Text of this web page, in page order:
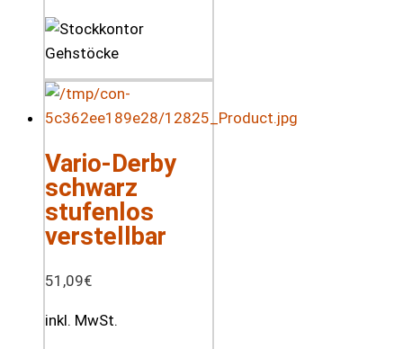
Vario-Derby
schwarz
stufenlos
verstellbar
51,09€
inkl. MwSt.